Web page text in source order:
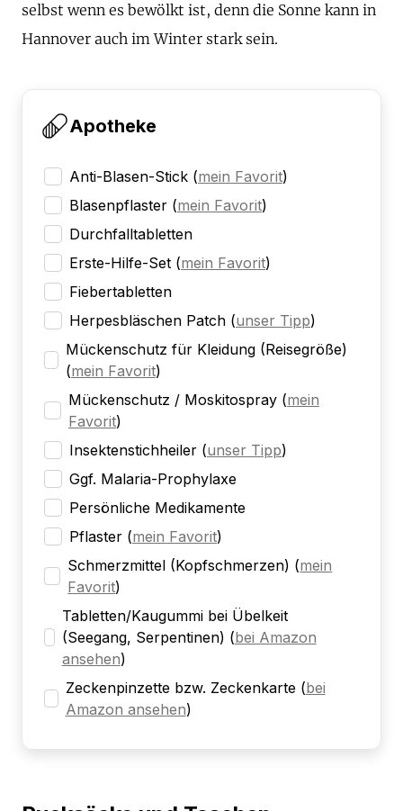
selbst wenn es bewölkt ist, denn die Sonne kann in
Hannover auch im Winter stark sein.
Apotheke
Anti-Blasen-Stick (mein Favorit)
Blasenpflaster (mein Favorit)
Durchfalltabletten
Erste-Hilfe-Set (mein Favorit)
Fiebertabletten
Herpesbläschen Patch (unser Tipp)
Mückenschutz für Kleidung (Reisegröße)
(mein Favorit)
Mückenschutz / Moskitospray (mein
Favorit)
Insektenstichheiler (unser Tipp)
Ggf. Malaria-Prophylaxe
Persönliche Medikamente
Pflaster (mein Favorit)
Schmerzmittel (Kopfschmerzen) (mein
Favorit)
Tabletten/Kaugummi bei Übelkeit
(Seegang, Serpentinen) (bei Amazon
ansehen)
Zeckenpinzette bzw. Zeckenkarte (bei
Amazon ansehen)